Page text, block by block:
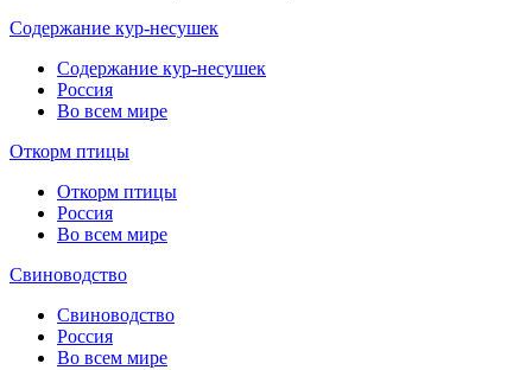
Содержание кур-несушек
Содержание кур-несушек
Россия
Во всем мире
Откорм птицы
Откорм птицы
Россия
Во всем мире
Свиноводство
Свиноводство
Россия
Во всем мире